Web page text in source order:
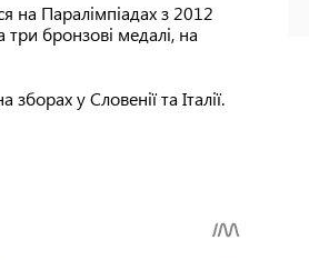
на Паралімпіадах з 2012
бронзові медалі, на
у Словенії та Італії.